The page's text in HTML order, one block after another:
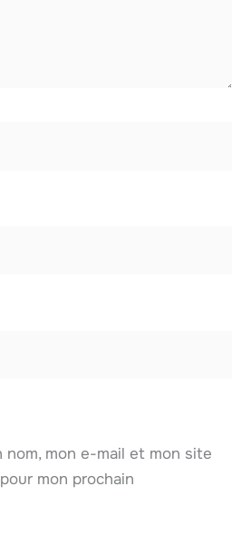
nom, mon e-mail et mon site
mon prochain